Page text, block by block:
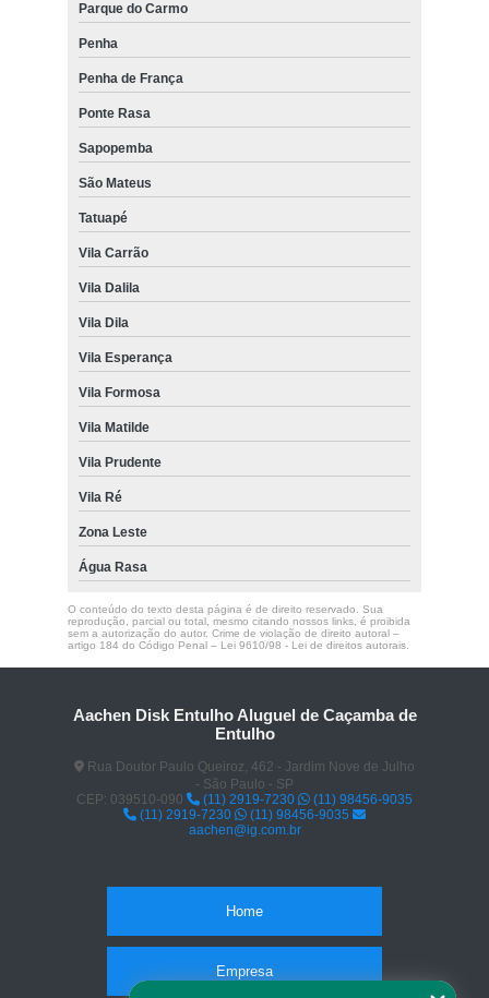
Parque do Carmo
Penha
Penha de França
Ponte Rasa
Sapopemba
São Mateus
Tatuapé
Vila Carrão
Vila Dalila
Vila Dila
Vila Esperança
Vila Formosa
Vila Matilde
Vila Prudente
Vila Ré
Zona Leste
Água Rasa
O conteúdo do texto desta página é de direito reservado. Sua
reprodução, parcial ou total, mesmo citando nossos links, é proibida
sem a autorização do autor. Crime de violação de direito autoral –
artigo 184 do Código Penal – Lei 9610/98 - Lei de direitos autorais.
Aachen Disk Entulho Aluguel de Caçamba de
Entulho
Rua Doutor Paulo Queiroz, 462 - Jardim Nove de Julho
- São Paulo - SP
CEP: 039510-090
(11) 2919-7230
(11) 98456-9035
(11) 2919-7230
(11) 98456-9035
aachen@ig.com.br
Home
Empresa